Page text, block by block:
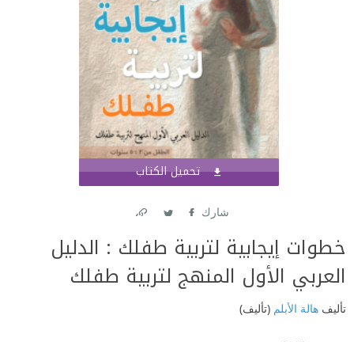
تحميل الكتاب
شارك
خطوات إيجابية لتربية طفلك : الدليل
العربي الأول المنهج لتربية طفلك
تأليف هالة الأبلم (تأليف)